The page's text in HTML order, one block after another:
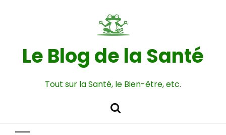
Le Blog de la Santé
Tout sur la Santé, le Bien-être, etc.